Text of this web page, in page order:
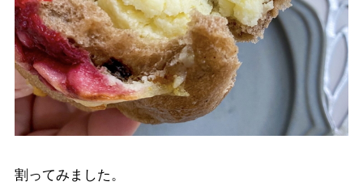
割ってみました。